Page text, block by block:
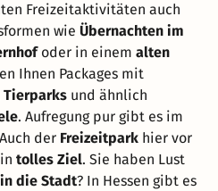
Freizeitaktivitäten auch
wie Übernachten im
oder in einem alten
Ihnen Packages mit
Tierparks und ähnlich
. Aufregung pur gibt es im
der Freizeitpark hier vor
tolles Ziel. Sie haben Lust
die Stadt? In Hessen gibt es